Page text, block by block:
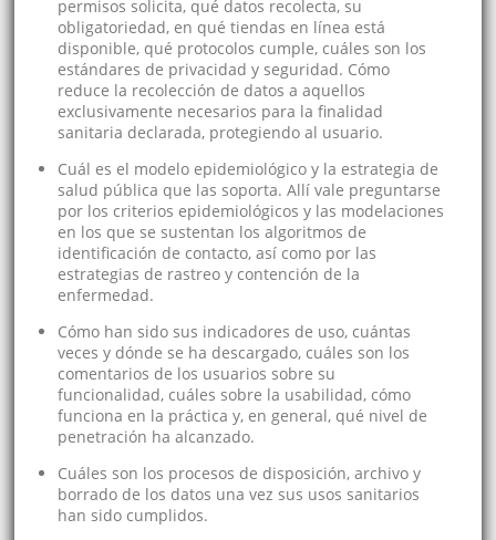
permisos solicita, qué datos recolecta, su
obligatoriedad, en qué tiendas en línea está
disponible, qué protocolos cumple, cuáles son los
estándares de privacidad y seguridad. Cómo
reduce la recolección de datos a aquellos
exclusivamente necesarios para la finalidad
sanitaria declarada, protegiendo al usuario.
Cuál es el modelo epidemiológico y la estrategia de
salud pública que las soporta. Allí vale preguntarse
por los criterios epidemiológicos y las modelaciones
en los que se sustentan los algoritmos de
identificación de contacto, así como por las
estrategias de rastreo y contención de la
enfermedad.
Cómo han sido sus indicadores de uso, cuántas
veces y dónde se ha descargado, cuáles son los
comentarios de los usuarios sobre su
funcionalidad, cuáles sobre la usabilidad, cómo
funciona en la práctica y, en general, qué nivel de
penetración ha alcanzado.
Cuáles son los procesos de disposición, archivo y
borrado de los datos una vez sus usos sanitarios
han sido cumplidos.